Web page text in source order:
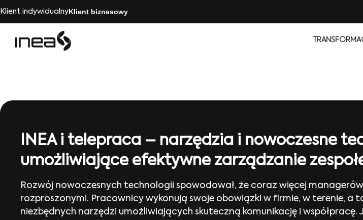
Klient indywidualnyKlient biznesowy
INEA i telepraca – narzędzia i nowoczesne
umożliwiające efektywne zarządzanie
Rozwój nowoczesnych technologii spowodował, że coraz więcej
rozproszonymi. Pracownicy wykonują swoje obowiązki w firmie, w terenie, a
niezbędnych narzędzi umożliwiających skuteczną komunikację i